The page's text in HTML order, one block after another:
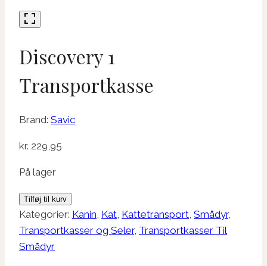
Discovery 1
Transportkasse
Brand: Savic
kr. 229,95
På lager
Discovery
1
Transportkasse
antal
Tilføj til kurv
Kategorier: Kanin, Kat, Kattetransport, Smådyr,
Transportkasser og Seler, Transportkasser Til
Smådyr